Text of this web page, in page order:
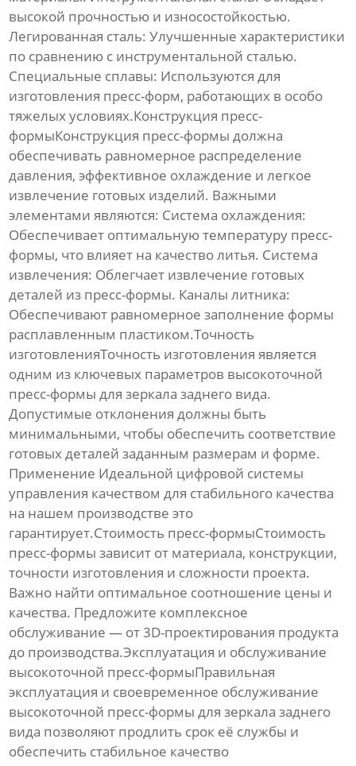
высокой прочностью и износостойкостью.
Легированная сталь: Улучшенные характеристики
по сравнению с инструментальной сталью.
Специальные сплавы: Используются для
изготовления пресс-форм, работающих в особо
тяжелых условиях.Конструкция пресс-
формыКонструкция пресс-формы должна
обеспечивать равномерное распределение
давления, эффективное охлаждение и легкое
извлечение готовых изделий. Важными
элементами являются: Система охлаждения:
Обеспечивает оптимальную температуру пресс-
формы, что влияет на качество литья. Система
извлечения: Облегчает извлечение готовых
деталей из пресс-формы. Каналы литника:
Обеспечивают равномерное заполнение формы
расплавленным пластиком.Точность
изготовленияТочность изготовления является
одним из ключевых параметров высокоточной
пресс-формы для зеркала заднего вида.
Допустимые отклонения должны быть
минимальными, чтобы обеспечить соответствие
готовых деталей заданным размерам и форме.
Применение Идеальной цифровой системы
управления качеством для стабильного качества
на нашем производстве это
гарантирует.Стоимость пресс-формыСтоимость
пресс-формы зависит от материала, конструкции,
точности изготовления и сложности проекта.
Важно найти оптимальное соотношение цены и
качества. Предложите комплексное
обслуживание — от 3D-проектирования продукта
до производства.Эксплуатация и обслуживание
высокоточной пресс-формыПравильная
эксплуатация и своевременное обслуживание
высокоточной пресс-формы для зеркала заднего
вида позволяют продлить срок её службы и
обеспечить стабильное качество